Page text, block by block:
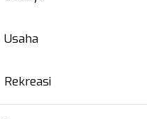
Usaha
Rekreasi